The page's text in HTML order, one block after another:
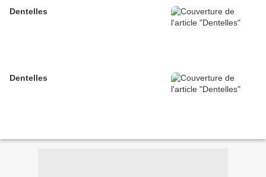
Dentelles
Dentelles